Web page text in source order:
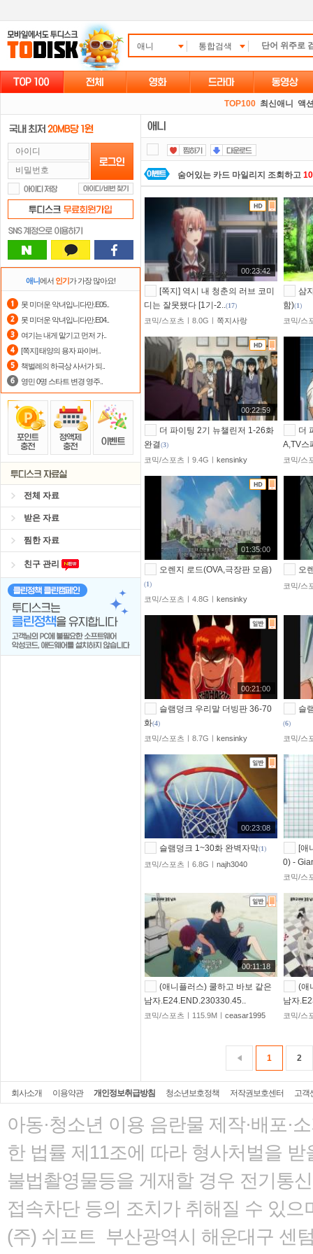
애니 통합검색
TOP100 최신애니 액
애니에서 인기가 가장 많아요!
못 미더운 악녀입니다만.E05..
못 미더운 악녀입니다만.E04..
여기는 내게 맡기고 먼저 가..
[쪽지] 태양의 용자 파이버..
책벌레의 하극상 사서가 되..
영민 0명 스타트 변경 영주..
전체 자료
받은 자료
찜한 자료
친구 관리
숨어있는 카드 마일리지 조회하고
정액제할인쿠폰 사용방법안내
스마트TV로 투디스크영화,드라마,
댓글만 잘써도 를 드립
출석체크이벤트!매일매일 출석체
자녀보호기능으로 가족과 함께 투
요즘 뭐가 재밌지? 고민되면 눌러봐!
포인트 할인쿠폰 사용방법안내
00:23:42
[쪽지] 역시 내 청춘의 러브 코미
디는 잘못됐다 [1기-2..(17)
코믹/스포츠ㅣ8.0Gㅣ 쪽지사랑
삼
함)(1)
코믹/스
00:22:59
더 파이팅 2기 뉴챌린저 1-26화
완결(3)
코믹/스포츠ㅣ9.4Gㅣkensinky
더
A,TV스
코믹/스
01:35:00
오렌지 로드(OVA,극장판 모음)
(1)
코믹/스포츠ㅣ4.8Gㅣkensinky
오
코믹/스
00:21:00
슬램덩크 우리말 더빙판 36-70
화(4)
코믹/스포츠ㅣ8.7Gㅣkensinky
슬
(6)
코믹/스
00:23:08
슬램덩크 1~30화 완벽자막(1)
코믹/스포츠ㅣ6.8Gㅣnajh3040
[애
0) -
코믹/스
00:11:18
(애니플러스) 쿨하고 바보 같은
남자.E24.END.230330.45..
코믹/스포츠ㅣ115.9Mㅣceasar1995
(애
남자
코믹/스
1 2
회사소개 이용약관 개인정보취급방침 청소년보호정책 저작권보호센터 고객
아동·청소년 이용 음란물 제작·배포·
한 법률 제11조에 따라 형사처벌을 받
불법촬영물등을 게재할 경우 전기통
접속차단 등의 조치가 취해질 수 있으
(주) 쉬프트 부산광역시 해운대구 센